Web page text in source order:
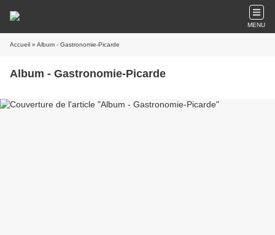
MENU
Accueil » Album - Gastronomie-Picarde
Album - Gastronomie-Picarde